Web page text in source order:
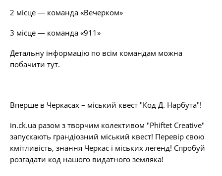
2 місце — команда «Вечерком»
3 місце — команда «911»
Детальну інформацію по всім командам можна
побачити тут.
Вперше в Черкасах – міський квест "Код Д. Нарбута"!
in.ck.ua разом з творчим колективом "Phiftet Creative"
запускають грандіозний міський квест! Перевір свою
кмітливість, знання Черкас і міських легенд! Спробуй
розгадати код нашого видатного земляка!